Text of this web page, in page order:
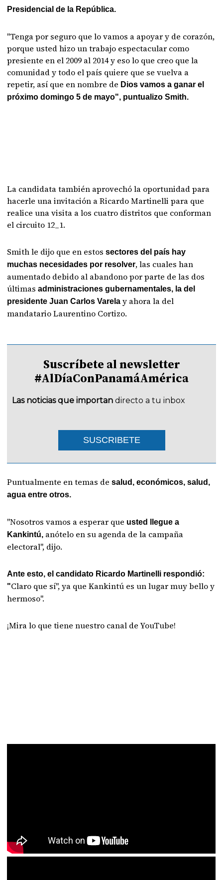
Presidencial de la República.
"Tenga por seguro que lo vamos a apoyar y de corazón,
porque usted hizo un trabajo espectacular como
presiente en el 2009 al 2014 y eso lo que creo que la
comunidad y todo el país quiere que se vuelva a
repetir, así que en nombre de Dios vamos a ganar el
próximo domingo 5 de mayo", puntualizo Smith.
La candidata también aprovechó la oportunidad para
hacerle una invitación a Ricardo Martinelli para que
realice una visita a los cuatro distritos que conforman
el circuito 12_1.
Smith le dijo que en estossectores del país hay
muchas necesidades por resolver, las cuales han
aumentado debido al abandono por parte de las dos
últimasadministraciones gubernamentales, la del
presidente Juan Carlos Varela y ahora la del
mandatario Laurentino Cortizo.
Suscríbete al newsletter
#AlDíaConPanamáAmérica
Las noticias que importan directo a tu inbox
SUSCRIBETE
Puntualmente en temas desalud, económicos, salud,
agua entre otros.
"Nosotros vamos a esperar que usted llegue a
Kankintú, anótelo en su agenda de la campaña
electoral", dijo.
Ante esto, el candidato Ricardo Martinelli respondió:
"Claro que sí", ya que Kankintú es un lugar muy bello y
hermoso".
¡Mira lo que tiene nuestro canal de YouTube!